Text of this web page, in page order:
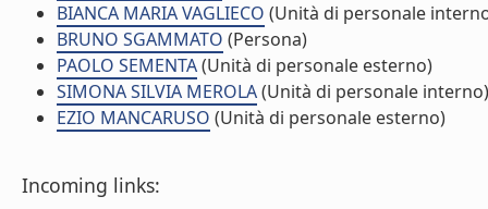
BIANCA MARIA VAGLIECO (Unità di personale
BRUNO SGAMMATO (Persona)
PAOLO SEMENTA(Unità di personale esterno)
SIMONA SILVIA MEROLA(Unità di personale interno)
EZIO MANCARUSO (Unità di personale esterno)
Incoming links: